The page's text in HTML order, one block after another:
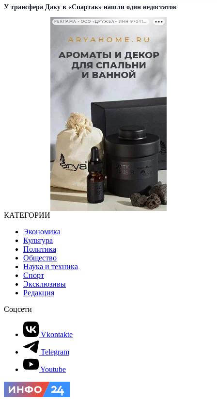
У трансфера Даку в «Спартак» нашли один недостаток
РЕКЛАМА • ООО «ДРУЖБА» ИНН 9704146411
КАТЕГОРИИ
Экономика
Культура
Политика
Общество
Наука и техника
Спорт
Эксклюзивы
Редакция
Соцсети
Vkontakte
Telegram
Youtube